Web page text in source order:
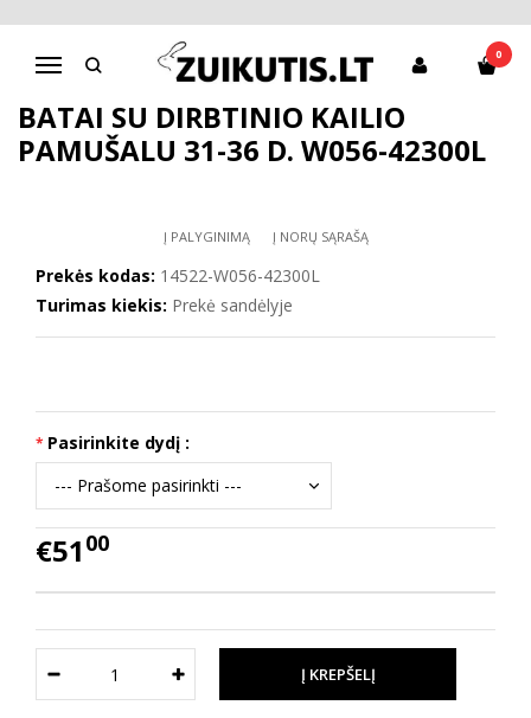
Navigacija
0
Pagrindinis Batai berniukui
D.D.Step batai berniukams
Batai su dirbtinio kailio pamušalu 31-36 d. W056-42300L
BATAI SU DIRBTINIO KAILIO
PAMUŠALU 31-36 D. W056-42300L
Į PALYGINIMĄ Į NORŲ SĄRAŠĄ
Prekės kodas: 14522-W056-42300L
Turimas kiekis: Prekė sandėlyje
Pasirinkite dydį :
€51 00